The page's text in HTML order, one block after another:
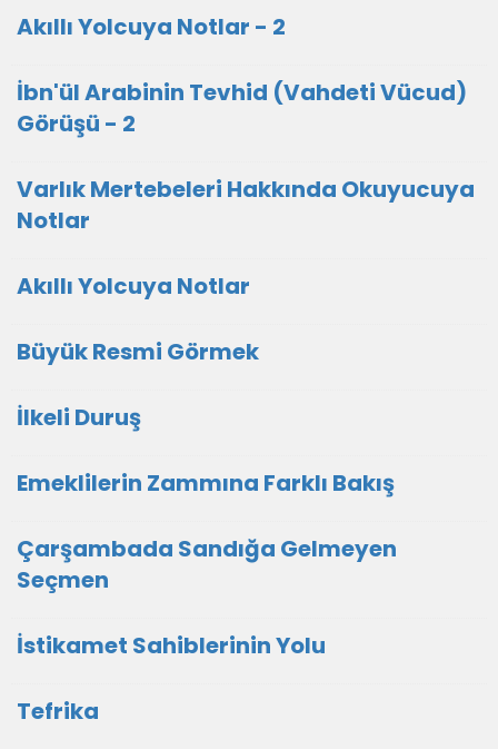
Akıllı Yolcuya Notlar - 2
İbn'ül Arabinin Tevhid (Vahdeti Vücud)
Görüşü - 2
Varlık Mertebeleri Hakkında Okuyucuya
Notlar
Akıllı Yolcuya Notlar
Büyük Resmi Görmek
İlkeli Duruş
Emeklilerin Zammına Farklı Bakış
Çarşambada Sandığa Gelmeyen
Seçmen
İstikamet Sahiblerinin Yolu
Tefrika